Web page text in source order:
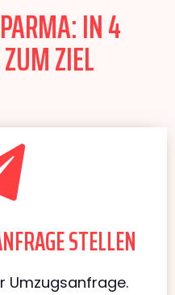
IN 4
ZIEL
STELLEN
Umzugsanfrage.